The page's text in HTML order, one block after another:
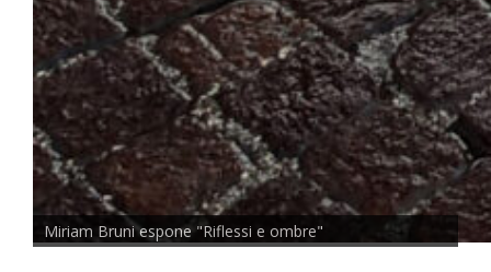
Miriam Bruni espone "Riflessi e ombre"